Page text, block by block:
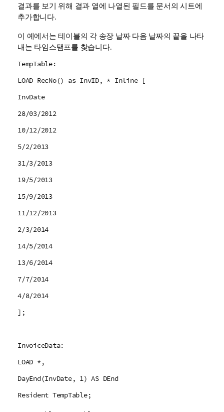
결과를 보기 위해 결과 열에 나열된 필드를 문서의 시트에
추가합니다.
이 예에서는 테이블의 각 송장 날짜 다음 날짜의 끝을 나타
내는 타임스탬프를 찾습니다.
TempTable:
LOAD RecNo() as InvID, * Inline [
InvDate
28/03/2012
10/12/2012
5/2/2013
31/3/2013
19/5/2013
15/9/2013
11/12/2013
2/3/2014
14/5/2014
13/6/2014
7/7/2014
4/8/2014
];
InvoiceData:
LOAD *,
DayEnd(InvDate, 1) AS DEnd
Resident TempTable;